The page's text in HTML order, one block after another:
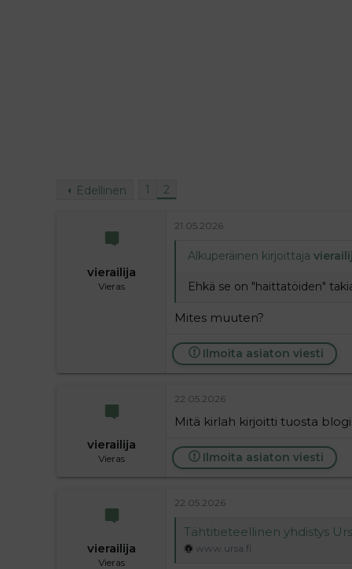
Edellinen 1 2
vierailija
Vieras
21.05.2026
Alkuperäinen kirjoittaja
Ehkä se on "haittatöiden"
Mites muuten?
Ilmoita asiaton viesti
vierailija
Vieras
22.05.2026
Mitä kirlah kirjoitti tuosta
Ilmoita asiaton viesti
vierailija
Vieras
22.05.2026
Tähtitieteellinen yhdistys
www.ursa.fi